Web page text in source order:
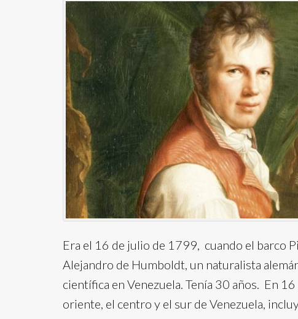
Era el 16 de julio de 1799, cuando el barco
Alejandro de Humboldt, un naturalista
científica en Venezuela. Tenía 30 años. En
oriente, el centro y el sur de Venezuela,